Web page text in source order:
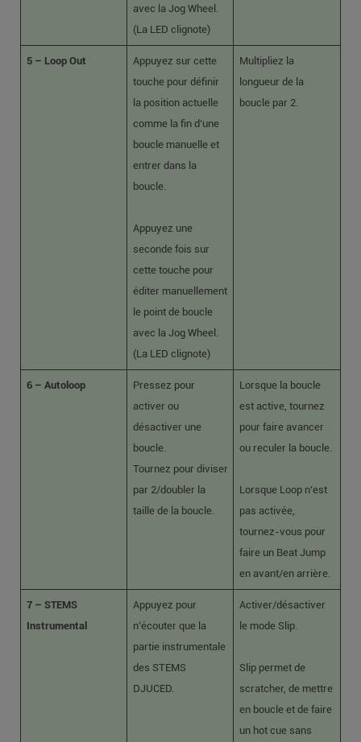
avec la Jog Wheel.
(La LED clignote)
5 – Loop Out
Appuyez sur cette
touche pour définir
la position actuelle
comme la fin d’une
boucle manuelle et
entrer dans la
boucle.
Appuyez une
seconde fois sur
cette touche pour
éditer manuellement
le point de boucle
avec la Jog Wheel.
(La LED clignote)
Multipliez la
longueur de la
boucle par 2.
6 – Autoloop
Pressez pour
activer ou
désactiver une
boucle.
Tournez pour diviser
par 2/doubler la
taille de la boucle.
Lorsque la boucle
est active, tournez
pour faire avancer
ou reculer la boucle.
Lorsque Loop n’est
pas activée,
tournez-vous pour
faire un Beat Jump
en avant/en arrière.
7 – STEMS
Instrumental
Appuyez pour
n’écouter que la
partie instrumentale
des STEMS
DJUCED.
Activer/désactiver
le mode Slip.
Slip permet de
scratcher, de mettre
en boucle et de faire
un hot cue sans